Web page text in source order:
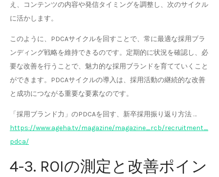
え、コンテンツの内容や発信タイミングを調整し、次のサイクル
に活かします。
このように、PDCAサイクルを回すことで、常に最適な採用ブラ
ンディング戦略を維持できるのです。定期的に状況を確認し、必
要な改善を行うことで、魅力的な採用ブランドを育てていくこと
ができます。PDCAサイクルの導入は、採用活動の継続的な改善
と成功につながる重要な要素なのです。
「採用ブランド力」のPDCAを回す、新卒採用振り返り方法 …
https://www.ageha.tv/magazine/magazine_rcb/recruitment_
pdca/
4-3. ROIの測定と改善ポイン